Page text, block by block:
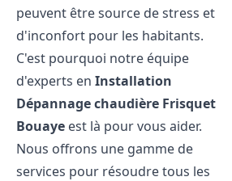
peuvent être source de stress et
d'inconfort pour les habitants.
C'est pourquoi notre équipe
d'experts enInstallation
Dépannage chaudière Frisquet
Bouaye est là pour vous aider.
Nous offrons une gamme de
services pour résoudre tous les